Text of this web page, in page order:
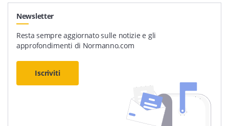
Newsletter
Resta sempre aggiornato sulle notizie e gli
approfondimenti di Normanno.com
Iscriviti